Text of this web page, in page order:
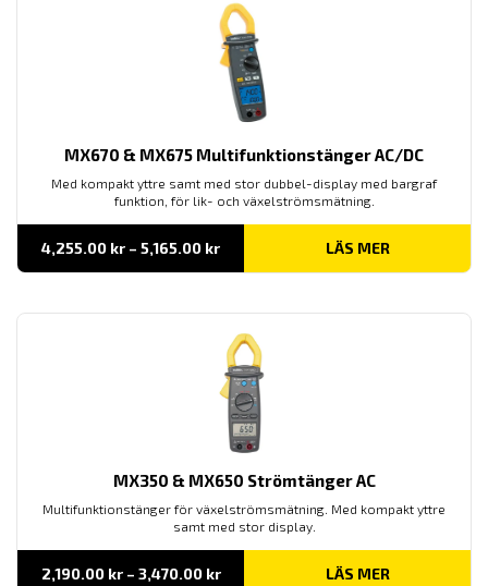
MX670 & MX675 Multifunktionstänger AC/DC
Med kompakt yttre samt med stor dubbel-display med bargraf
funktion, för lik- och växelströmsmätning.
4,255.00 kr – 5,165.00 krPrisintervall:
till
LÄS MER
MX350 & MX650 Strömtänger AC
Multifunktionstänger för växelströmsmätning. Med kompakt yttre
samt med stor display.
2,190.00 kr – 3,470.00 krPrisintervall:
LÄS MER